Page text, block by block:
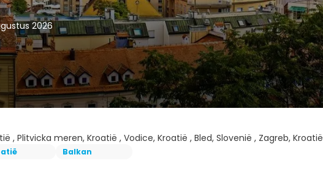
2026
, Plitvicka meren, Kroatië , Vodice, Kroatië , Bled, Slovenië , Zagreb, Kroatië
Balkan